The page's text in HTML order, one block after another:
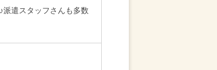
遣スタッフさんも多数